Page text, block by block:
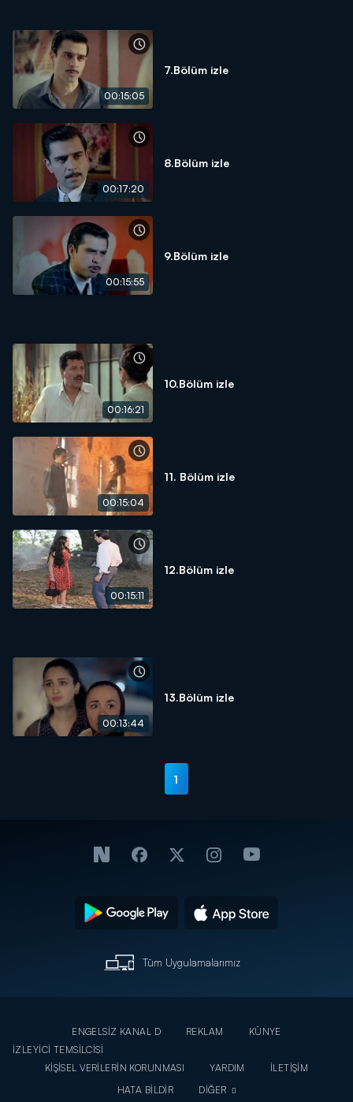
00:15:05
7.Bölüm izle
00:17:20
8.Bölüm izle
00:15:55
9.Bölüm izle
00:16:21
10.Bölüm izle
00:15:04
11. Bölüm izle
00:15:11
12.Bölüm izle
00:13:44
13.Bölüm izle
1
Tüm Uygulamalarımız
ENGELSİZ KANAL D REKLAM
KÜNYE
İZLEYİCİ TEMSİLCİSİ
KİŞİSEL VERİLERİN KORUNMASI
YARDIM
İLETİŞİM
HATA BİLDİR
DİĞER